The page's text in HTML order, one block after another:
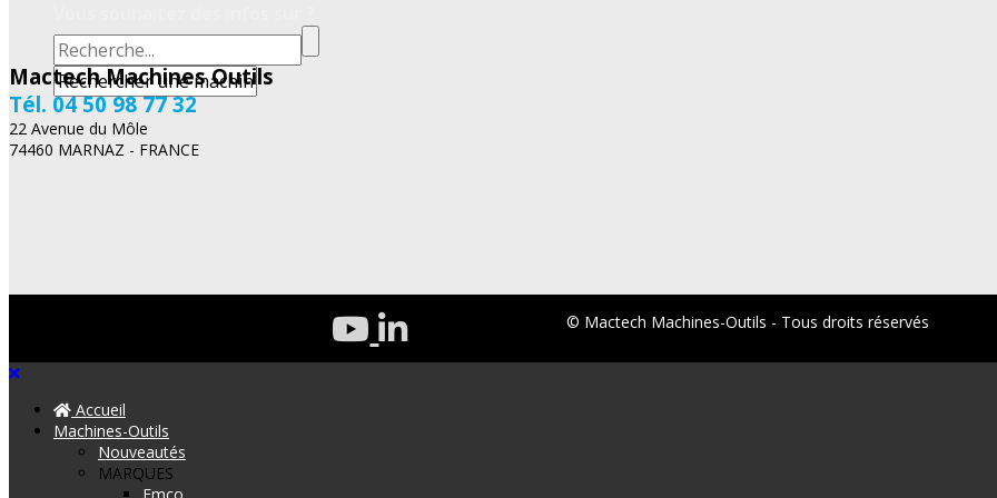
Mactech Machines Outils
Tél. 04 50 98 77 32
22 Avenue du Môle
74460 MARNAZ - FRANCE
© Mactech Machines-Outils - Tous droits réservés
Accueil
Machines-Outils
Nouveautés
MARQUES
Emco